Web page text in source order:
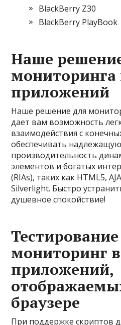
BlackBerry Z30
BlackBerry PlayBook
Наше
мониторинга
приложений
Наше решение для
дает вам возможность
взаимодействия с
обеспечивать
производительность
элементов и богатых
(RIAs), таких как HTML5,
Silverlight. Быстро
душевное спокойствие!
мониторинг
приложений,
браузере
При поддержке скриптов